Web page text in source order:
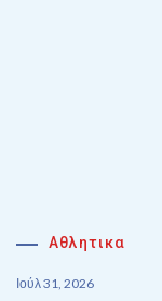
Αθλητικα
Ιούλ 31, 2026